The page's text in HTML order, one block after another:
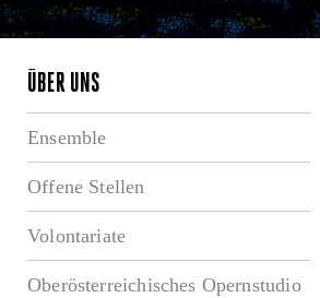
ÜBER UNS
Ensemble
Offene Stellen
Volontariate
Oberösterreichisches Opernstudio